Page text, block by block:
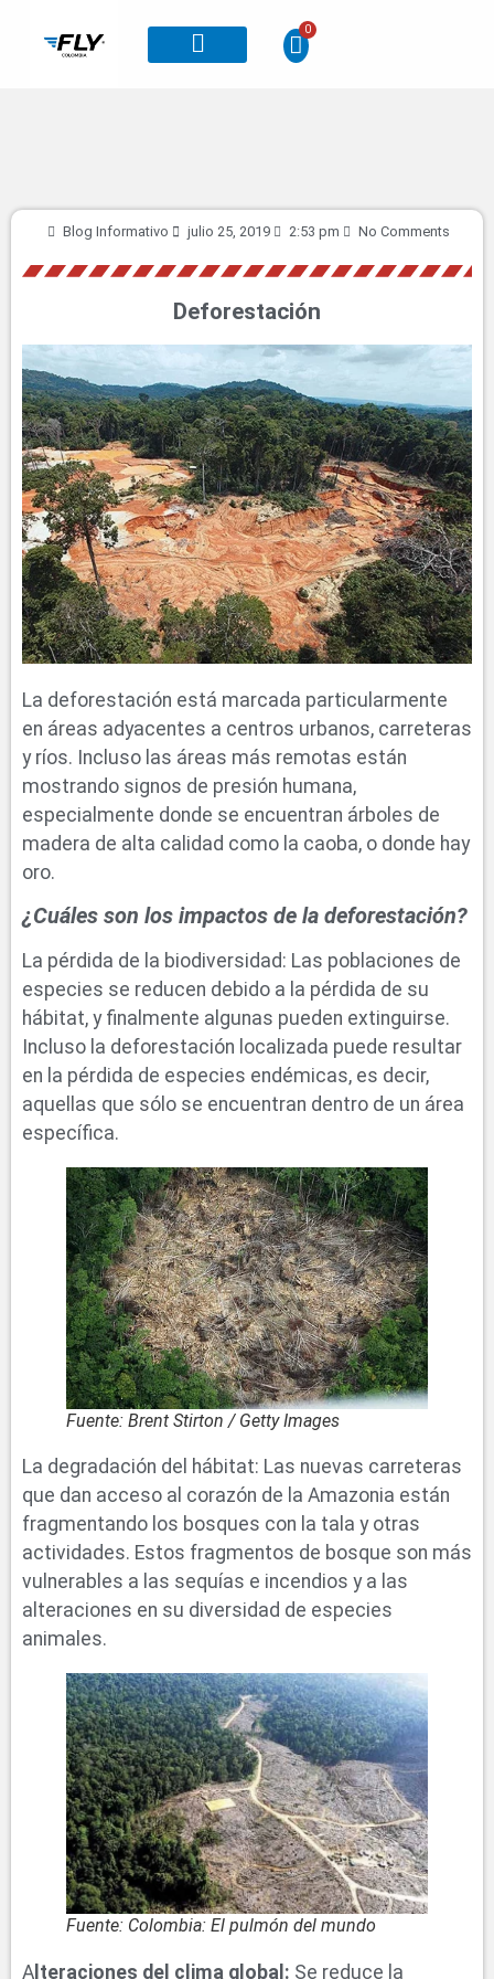
0
Blog Informativo julio 25, 2019 2:53 pm No Comments
Deforestación
La deforestación está marcada particularmente
en áreas adyacentes a centros urbanos, carreteras
y ríos. Incluso las áreas más remotas están
mostrando signos de presión humana,
especialmente donde se encuentran árboles de
madera de alta calidad como la caoba, o donde hay
oro.
¿Cuáles son los impactos de la deforestación?
La pérdida de la biodiversidad: Las poblaciones de
especies se reducen debido a la pérdida de su
hábitat, y finalmente algunas pueden extinguirse.
Incluso la deforestación localizada puede resultar
en la pérdida de especies endémicas, es decir,
aquellas que sólo se encuentran dentro de un área
específica.
Fuente: Brent Stirton / Getty Images
La degradación del hábitat: Las nuevas carreteras
que dan acceso al corazón de la Amazonia están
fragmentando los bosques con la tala y otras
actividades. Estos fragmentos de bosque son más
vulnerables a las sequías e incendios y a las
alteraciones en su diversidad de especies
animales.
Fuente: Colombia: El pulmón del mundo
A lteraciones del clima global: Se reduce la